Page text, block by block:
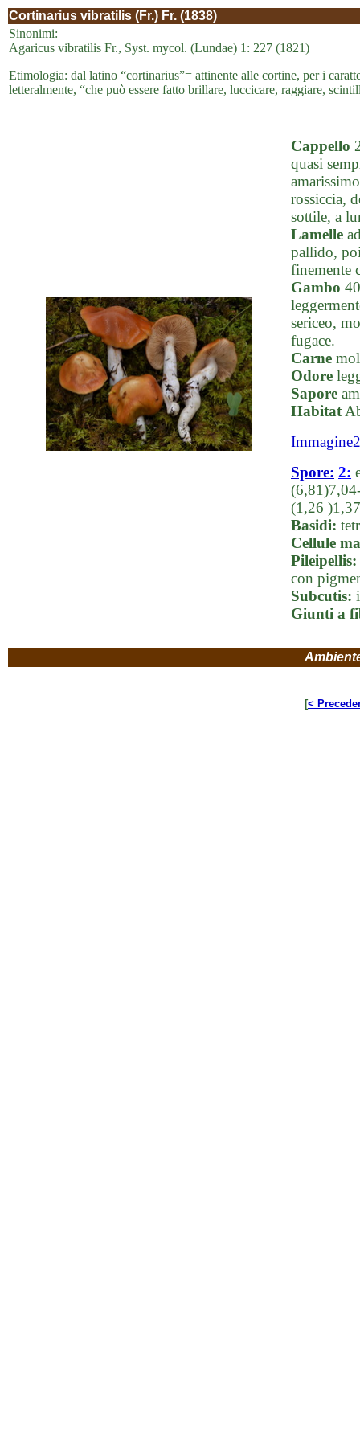
Cortinarius vibratilis (Fr.) Fr. (1838)
Sinonimi:
Agaricus vibratilis Fr., Syst. mycol. (Lundae) 1: 227 (1821)
Etimologia: dal latino “cortinarius”= attinente alle cortine, per i
letteralmente, “che può essere fatto brillare, luccicare, raggiare,
Cappello
quasi
rossiccia,
sottile, a
Lamelle
pallido,
finemente
Gambo
sericeo,
fugace.
Carne
Odore
Sapore
Habitat
Immagine2
Spore: 2:
(1,26
Basidi:
Cellule
Pileipellis:
con
Subcutis:
Giunti a
[<